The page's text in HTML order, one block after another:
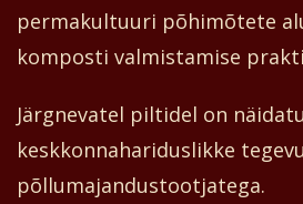
permakultuuri põhimõtete
komposti valmistamise
Järgnevatel piltidel on
keskkonnahariduslikke
põllumajandustootjatega.